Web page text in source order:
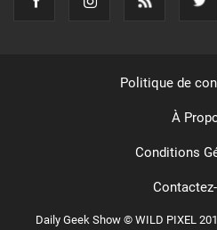
Daily Geek Show © WILD PIXEL
Politique de
À
Conditions